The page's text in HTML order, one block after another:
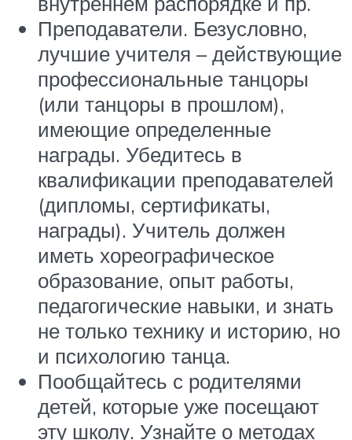
Преподаватели. Безусловно,
лучшие учителя – действующие
профессиональные танцоры
(или танцоры в прошлом),
имеющие определенные
награды. Убедитесь в
квалификации преподавателей
(дипломы, сертификаты,
награды). Учитель должен
иметь хореографическое
образование, опыт работы,
педагогические навыки, и знать
не только технику и историю, но
и психологию танца.
Пообщайтесь с родителями
детей, которые уже посещают
эту школу. Узнайте о методах